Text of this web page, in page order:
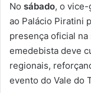
No sábado, o
ao Palácio Piratini
presença oficial
emedebista deve
regionais,
evento do Vale do